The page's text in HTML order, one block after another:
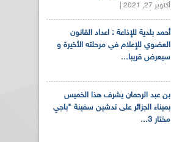
أكتوبر 27, 2021 |
أحمد بلدية للإذاعة : اعداد القانون
العضوي للإعلام في مرحلته الأخيرة و
سيعرض قريبا...
بن عبد الرحمان يشرف هذا الخميس
بميناء الجزائر على تدشين سفينة "باجي
مختار 3...